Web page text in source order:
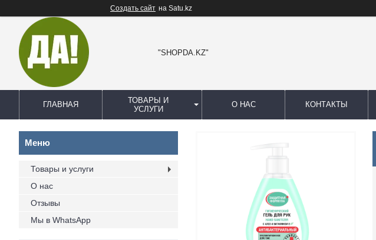
Создать сайт на Satu.kz
"SHOPDA.KZ"
ГЛАВНАЯ
ТОВАРЫ И
УСЛУГИ
О НАС КОНТАКТЫ
Товары и услуги
О нас
Отзывы
Мы в WhatsApp